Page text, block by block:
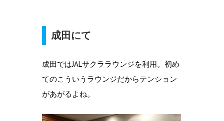
成田にて
成田ではJALサクララウンジを利用。初め
てのこういうラウンジだからテンション
があがるよね。